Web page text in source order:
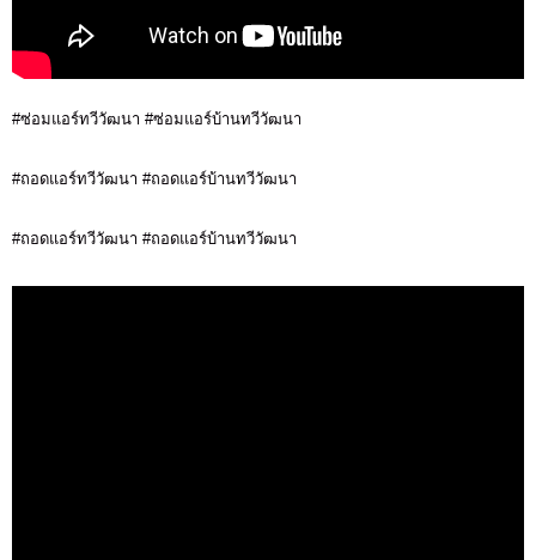
#ซ่อมแอร์ทวีวัฒนา #ซ่อมแอร์บ้านทวีวัฒนา
#ถอดแอร์ทวีวัฒนา #ถอดแอร์บ้านทวีวัฒนา
#ถอดแอร์ทวีวัฒนา #ถอดแอร์บ้านทวีวัฒนา